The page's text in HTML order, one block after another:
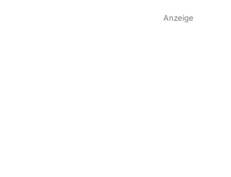
Anzeige